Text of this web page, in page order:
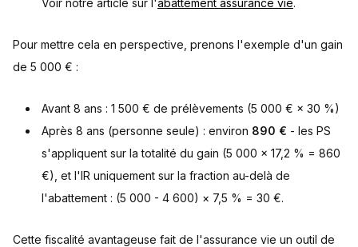
Voir notre article sur l'abattement assurance vie.
Pour mettre cela en perspective, prenons l'exemple d'un gain
de 5 000 € :
Avant 8 ans : 1 500 € de prélèvements (5 000 € × 30 %)
Après 8 ans (personne seule) : environ 890 € - les PS
s'appliquent sur la totalité du gain (5 000 × 17,2 % = 860
€), et l'IR uniquement sur la fraction au-delà de
l'abattement : (5 000 - 4 600) × 7,5 % = 30 €.
Cette fiscalité avantageuse fait de l'assurance vie un outil de